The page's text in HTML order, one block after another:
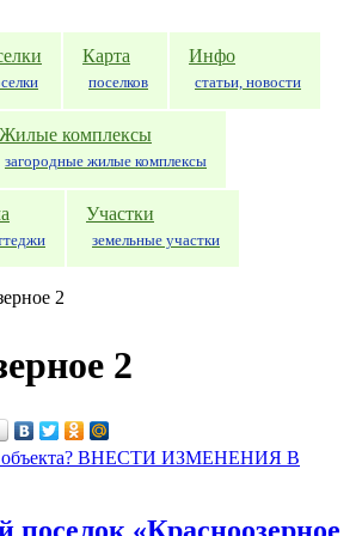
содержанию
Карта
поселков
Инфо
статьи, новости
Жилые комплексы
загородные жилые комплексы
Участки
земельные участки
2
2
объекта? ВНЕСТИ ИЗМЕНЕНИЯ В
поселок «Красноозерное